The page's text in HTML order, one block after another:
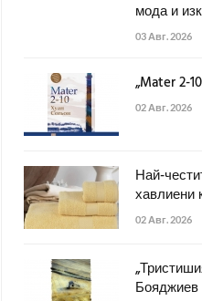
мода и
03 Авг. 2026
„Mater 2-
02 Авг. 2026
Най-
хавлиени
02 Авг. 2026
Бояджиев